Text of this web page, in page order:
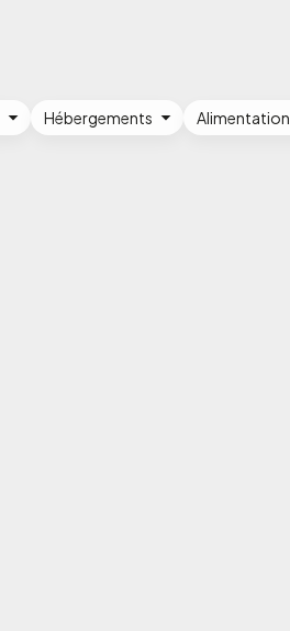
Hébergements Alimentation